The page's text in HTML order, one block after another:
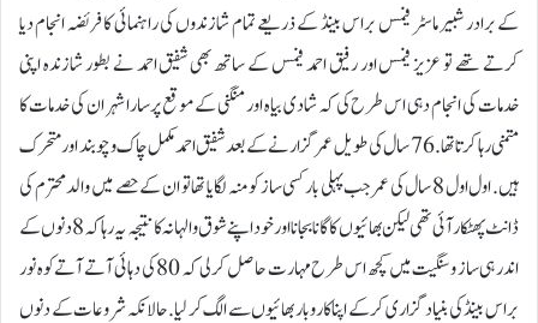
کے برادر شبیر ماسٹر فیمس براس بینڈ کے ذریعے تمام شازندوں کی راہنمائی کا فریضہ انجام دیا
کرتے تھے تو عزیز فیمس اور رفیق احمد فیمس کے ساتھ بھی شفیق احمد نے بطور شازندہ اپنی
خدمات کی انجام دہی اس طرح کی کہ شادی بیاہ اور منگنی کے موقع پر سارا شہر ان کی خدمات کا
متمنی رہا کرتا تھا. 76 سال کی طویل عمر گزارنے کے بعد شفیق احمد مکمل چاک و چوبند اور متحرک
ہیں. اول اول 8 سال کی عمر جب پہلی بار کسی ساز کو منہ لگایا تھا تو ان کے حصے میں والد محترم کی
ڈانٹ پھٹکار آئی تھی لیکن بھائیوں کا گانا بجانا اور خود اپنے شوق والہانہ کا نتیجہ یہ رہا کہ 8 دنوں کے
اندر ہی ساز و سنگیت میں کچھ اس طرح مہارت حاصل کر لی کہ 80 کی دہائی آتے آتے کوہ نور
براس بینڈ کی بنیاد گزاری کر کے اپنا کاروبار بھائیوں سے الگ کر لیا. حالانکہ شروعات کے دنوں